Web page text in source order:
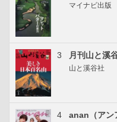
マイナビ出版
3 月刊山と溪
山と溪谷社
4
anan（アン